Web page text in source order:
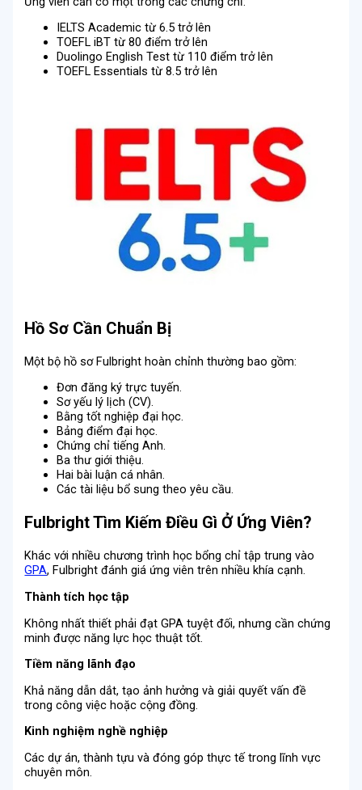
IELTS Academic từ 6.5 trở lên
TOEFL iBT từ 80 điểm trở lên
Duolingo English Test từ 110 điểm trở lên
TOEFL Essentials từ 8.5 trở lên
Hồ Sơ Cần Chuẩn Bị
Một bộ hồ sơ Fulbright hoàn chỉnh thường bao gồm:
Đơn đăng ký trực tuyến.
Sơ yếu lý lịch (CV).
Bằng tốt nghiệp đại học.
Bảng điểm đại học.
Chứng chỉ tiếng Anh.
Ba thư giới thiệu.
Hai bài luận cá nhân.
Các tài liệu bổ sung theo yêu cầu.
Fulbright Tìm Kiếm Điều Gì Ở Ứng Viên?
Khác với nhiều chương trình học bổng chỉ tập trung vào
GPA, Fulbright đánh giá ứng viên trên nhiều khía cạnh.
Thành tích học tập
Không nhất thiết phải đạt GPA tuyệt đối, nhưng cần chứng
minh được năng lực học thuật tốt.
Tiềm năng lãnh đạo
Khả năng dẫn dắt, tạo ảnh hưởng và giải quyết vấn đề
trong công việc hoặc cộng đồng.
Kinh nghiệm nghề nghiệp
Các dự án, thành tựu và đóng góp thực tế trong lĩnh vực
chuyên môn.